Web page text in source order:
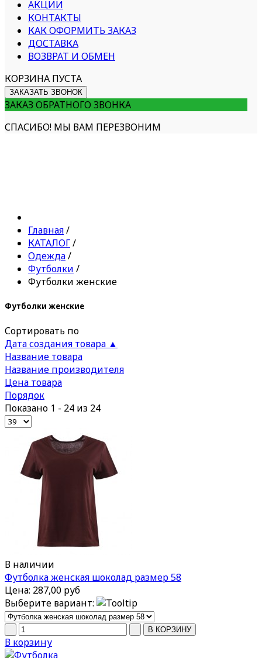
АКЦИИ
КОНТАКТЫ
КАК ОФОРМИТЬ ЗАКАЗ
ДОСТАВКА
ВОЗВРАТ И ОБМЕН
КОРЗИНА ПУСТА
ЗАКАЗАТЬ ЗВОНОК
ЗАКАЗ ОБРАТНОГО ЗВОНКА
СПАСИБО! МЫ ВАМ ПЕРЕЗВОНИМ
Главная/
КАТАЛОГ/
Одежда/
Футболки /
Футболки женские
Футболки женские
Сортировать по
Дата создания товара ▲
Название товара
Название производителя
Цена товара
Порядок
Показано 1 - 24 из 24
В наличии
Футболка женская шоколад размер 58
Цена: 287,00 руб
Выберите вариант:
В корзину